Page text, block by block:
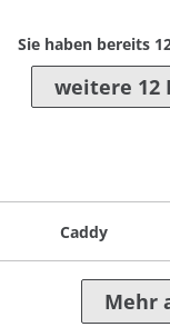
Sie haben bereits
weitere 12
Caddy
Mehr